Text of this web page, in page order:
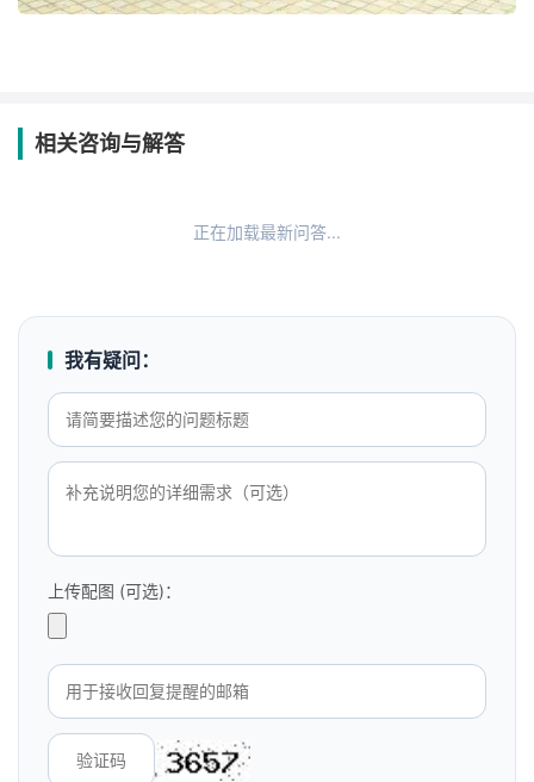
相关咨询与解答
正在加载最新问答...
我有疑问：
上传配图 (可选)：